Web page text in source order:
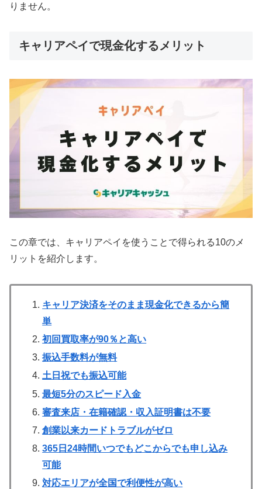
りません。
キャリアペイで現金化するメリット
この章では、キャリアペイを使うことで得られる10のメ
リットを紹介します。
キャリア決済をそのまま現金化できるから簡
単
初回買取率が90％と高い
振込手数料が無料
土日祝でも振込可能
最短5分のスピード入金
審査来店・在籍確認・収入証明書は不要
創業以来カードトラブルがゼロ
365日24時間いつでもどこからでも申し込み
可能
対応エリアが全国で利便性が高い